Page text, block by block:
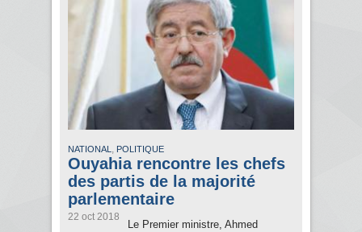
NATIONAL , POLITIQUE
Ouyahia rencontre les chefs
des partis de la majorité
parlementaire
22 oct 2018
Le Premier ministre, Ahmed